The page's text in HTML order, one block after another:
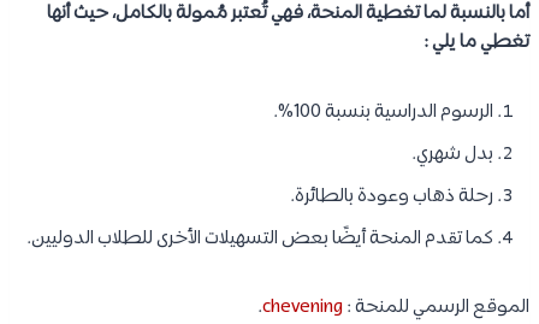
أما بالنسبة لما تغطية المنحة، فهي تُعتبر مُمولة بالكامل، حيث أنها
تغطي ما يلي :
الرسوم الدراسية بنسبة 100%.
بدل شهري.
رحلة ذهاب وعودة بالطائرة.
كما تقدم المنحة أيضًا بعض التسهيلات الأخرى للطلاب الدوليين.
الموقع الرسمي للمنحة :chevening
.